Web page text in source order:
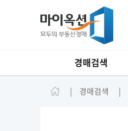
경매검색
경매검색